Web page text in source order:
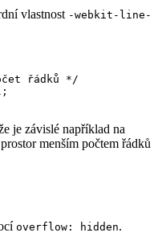
vlastnost -webkit-line-
řádků */
je závislé například na
menším počtem řádků
overflow: hidden.